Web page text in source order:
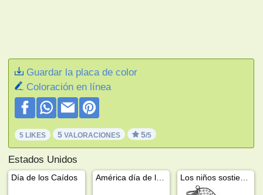
Guardar la placa de color
Coloración en línea
5 LIKES 5 VALORACIONES 5/5
Estados Unidos
Día de los Caídos